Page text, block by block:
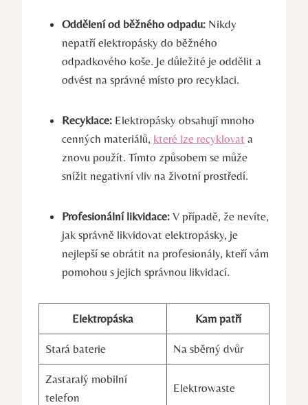
Oddělení od běžného odpadu: Nikdy
nepatří elektropásky do běžného
odpadkového koše. Je důležité je oddělit a
odvést na správné místo pro recyklaci.
Recyklace: Elektropásky obsahují mnoho
cenných materiálů, které lze recyklovat a
znovu použít. Tímto způsobem se může
snížit negativní vliv na životní prostředí.
Profesionální likvidace: V případě, že nevíte,
jak správně likvidovat elektropásky, je
nejlepší se obrátit na profesionály, kteří vám
pomohou s jejich správnou likvidací.
Elektropáska Kam patří
Stará baterie Na sběrný dvůr
Zastaralý mobilní
telefon
Elektrowaste